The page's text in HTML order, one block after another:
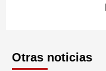
Otras noticias